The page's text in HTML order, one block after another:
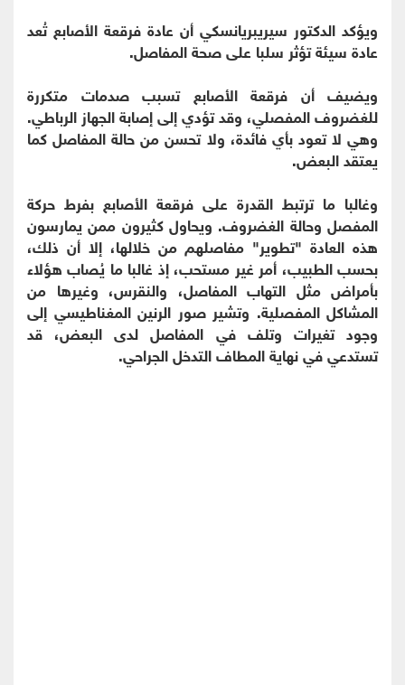
ويؤكد الدكتور سيريبريانسكي أن عادة فرقعة الأصابع تُعد
عادة سيئة تؤثر سلبا على صحة المفاصل.
ويضيف أن فرقعة الأصابع تسبب صدمات متكررة
للغضروف المفصلي، وقد تؤدي إلى إصابة الجهاز الرباطي.
وهي لا تعود بأي فائدة، ولا تحسن من حالة المفاصل كما
يعتقد البعض.
وغالبا ما ترتبط القدرة على فرقعة الأصابع بفرط حركة
المفصل وحالة الغضروف. ويحاول كثيرون ممن يمارسون
هذه العادة "تطوير" مفاصلهم من خلالها، إلا أن ذلك،
بحسب الطبيب، أمر غير مستحب، إذ غالبا ما يُصاب هؤلاء
بأمراض مثل التهاب المفاصل، والنقرس، وغيرها من
المشاكل المفصلية. وتشير صور الرنين المغناطيسي إلى
وجود تغيرات وتلف في المفاصل لدى البعض، قد
تستدعي في نهاية المطاف التدخل الجراحي.